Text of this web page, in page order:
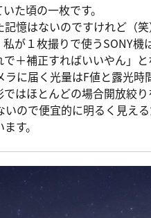
た頃の一枚です。
憶はないのですけれど（
が１枚撮りで使うSONY
で＋補正すればいいやん」
に届く光量はF値と露光
はほとんどの場合開放絞
ので便宜的に明るく見え
す。